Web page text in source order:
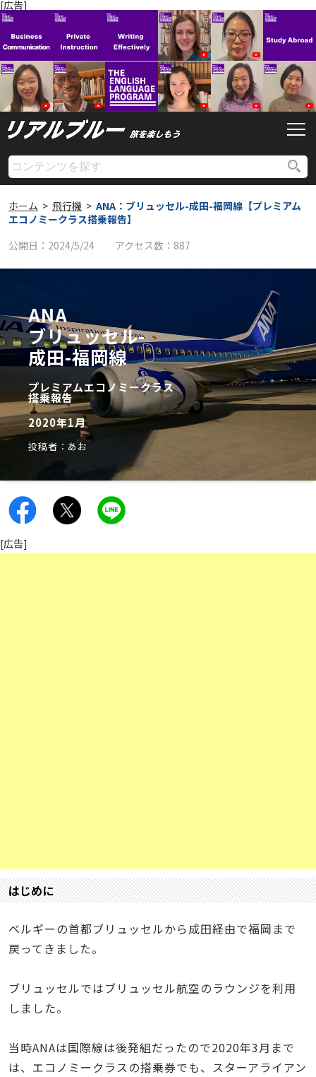
[広告]
ホーム > 飛行機 > ANA：ブリュッセル-成田-福岡線【プレミアム
エコノミークラス搭乗報告】
公開日： 2024/5/24 アクセス数： 887
ANA
ブリュッセル-
成田-福岡線
プレミアムエコノミークラス
搭乗報告
2020年1月
投稿者：あお
[広告]
はじめに
ベルギーの首都ブリュッセルから成田経由で福岡まで
戻ってきました。
ブリュッセルではブリュッセル航空のラウンジを利用
しました。
当時ANAは国際線は後発組だったので2020年3月まで
は、エコノミークラスの搭乗券でも、スターアライアン